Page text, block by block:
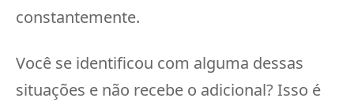
constantemente.
Você se identificou com alguma dessas
situações e não recebe o adicional? Isso é